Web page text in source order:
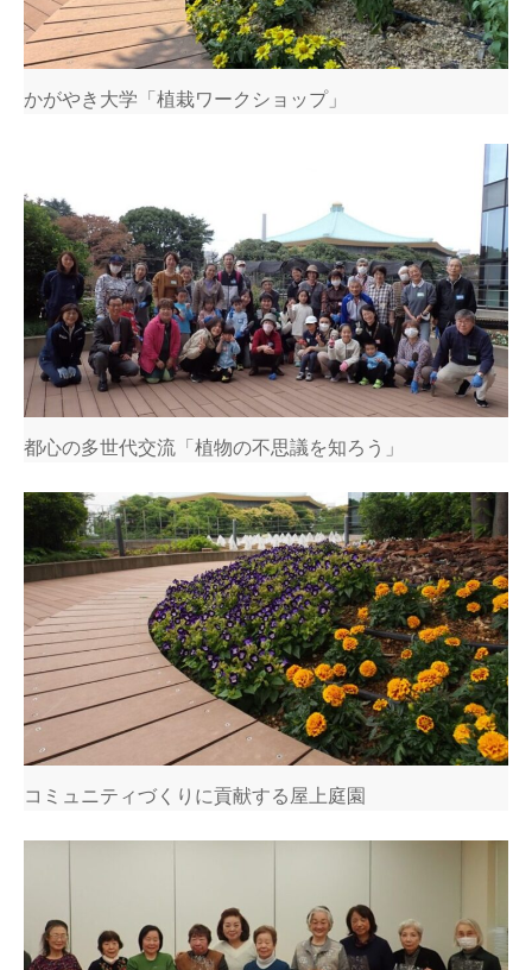
かがやき大学「植栽ワークショップ」
都心の多世代交流「植物の不思議を知ろう」
コミュニティづくりに貢献する屋上庭園